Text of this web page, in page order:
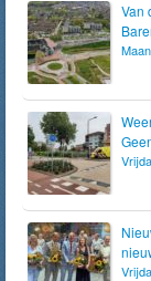
Van